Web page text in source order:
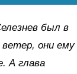
был в
они ему
А глава